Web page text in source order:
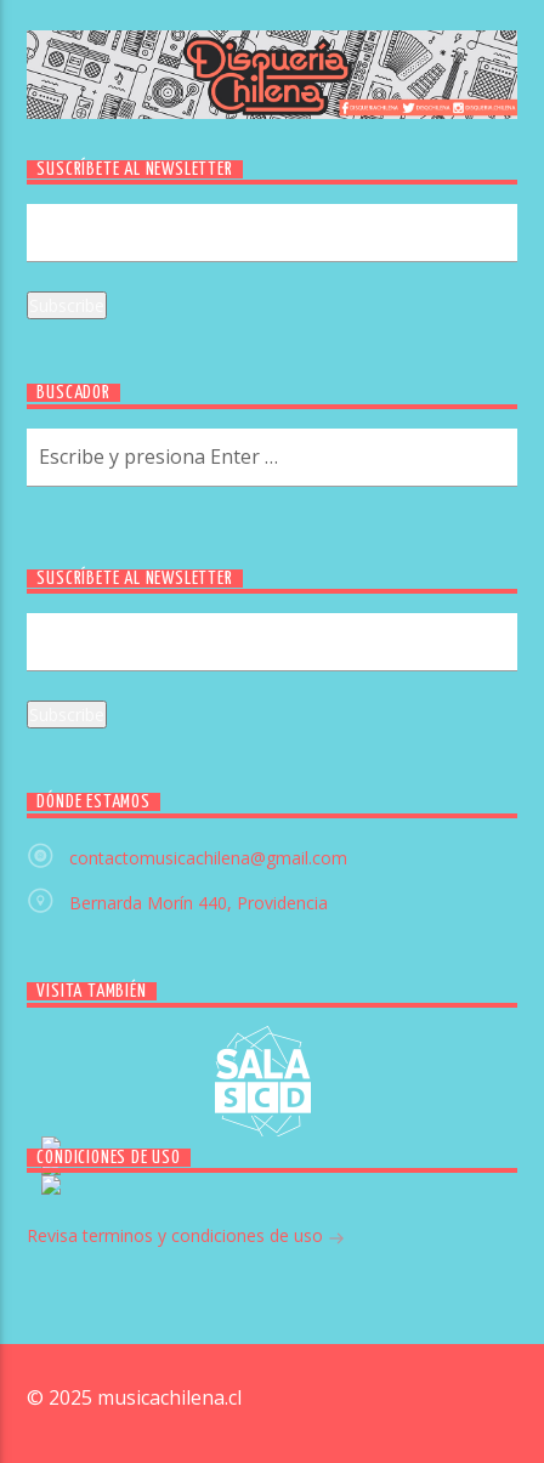
SUSCRÍBETE AL NEWSLETTER
BUSCADOR
SUSCRÍBETE AL NEWSLETTER
DÓNDE ESTAMOS
contactomusicachilena@gmail.com
Bernarda Morín 440, Providencia
VISITA TAMBIÉN
CONDICIONES DE USO
Revisa terminos y condiciones de uso
© 2025 musicachilena.cl